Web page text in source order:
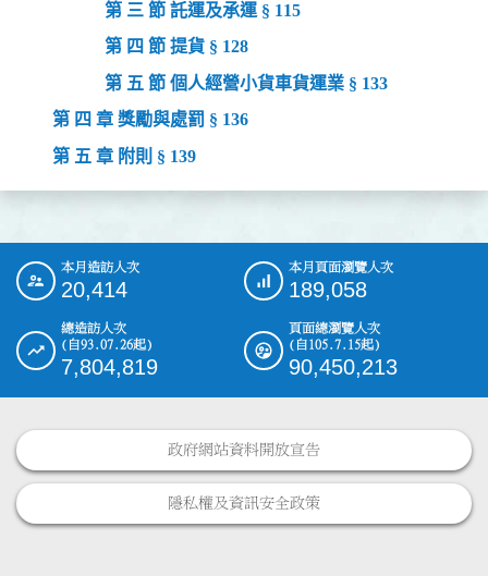
第 三 節 託運及承運 § 115
第 四 節 提貨 § 128
第 五 節 個人經營小貨車貨運業 § 133
第 四 章 獎勵與處罰 § 136
第 五 章 附則 § 139
::: 本月造訪人次
20,414
本月頁面瀏覽人次
189,058
總造訪人次
(自93.07.26起)
7,804,819
頁面總瀏覽人次
(自105.7.15起)
90,450,213
政府網站資料開放宣告
隱私權及資訊安全政策